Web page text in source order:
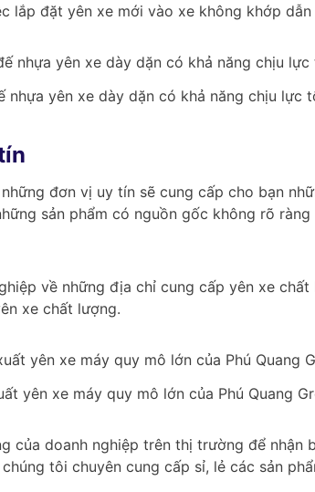
lắp đặt yên xe mới vào xe không khớp
nhựa yên xe dày dặn có khả năng chịu lực
đơn vị uy tín sẽ cung cấp cho bạn
sản phẩm có nguồn gốc không rõ
về những địa chỉ cung cấp yên xe
xe chất lượng.
yên xe máy quy mô lớn của Phú Quang
doanh nghiệp trên thị trường để nhận
tôi chuyên cung cấp sỉ, lẻ các sản